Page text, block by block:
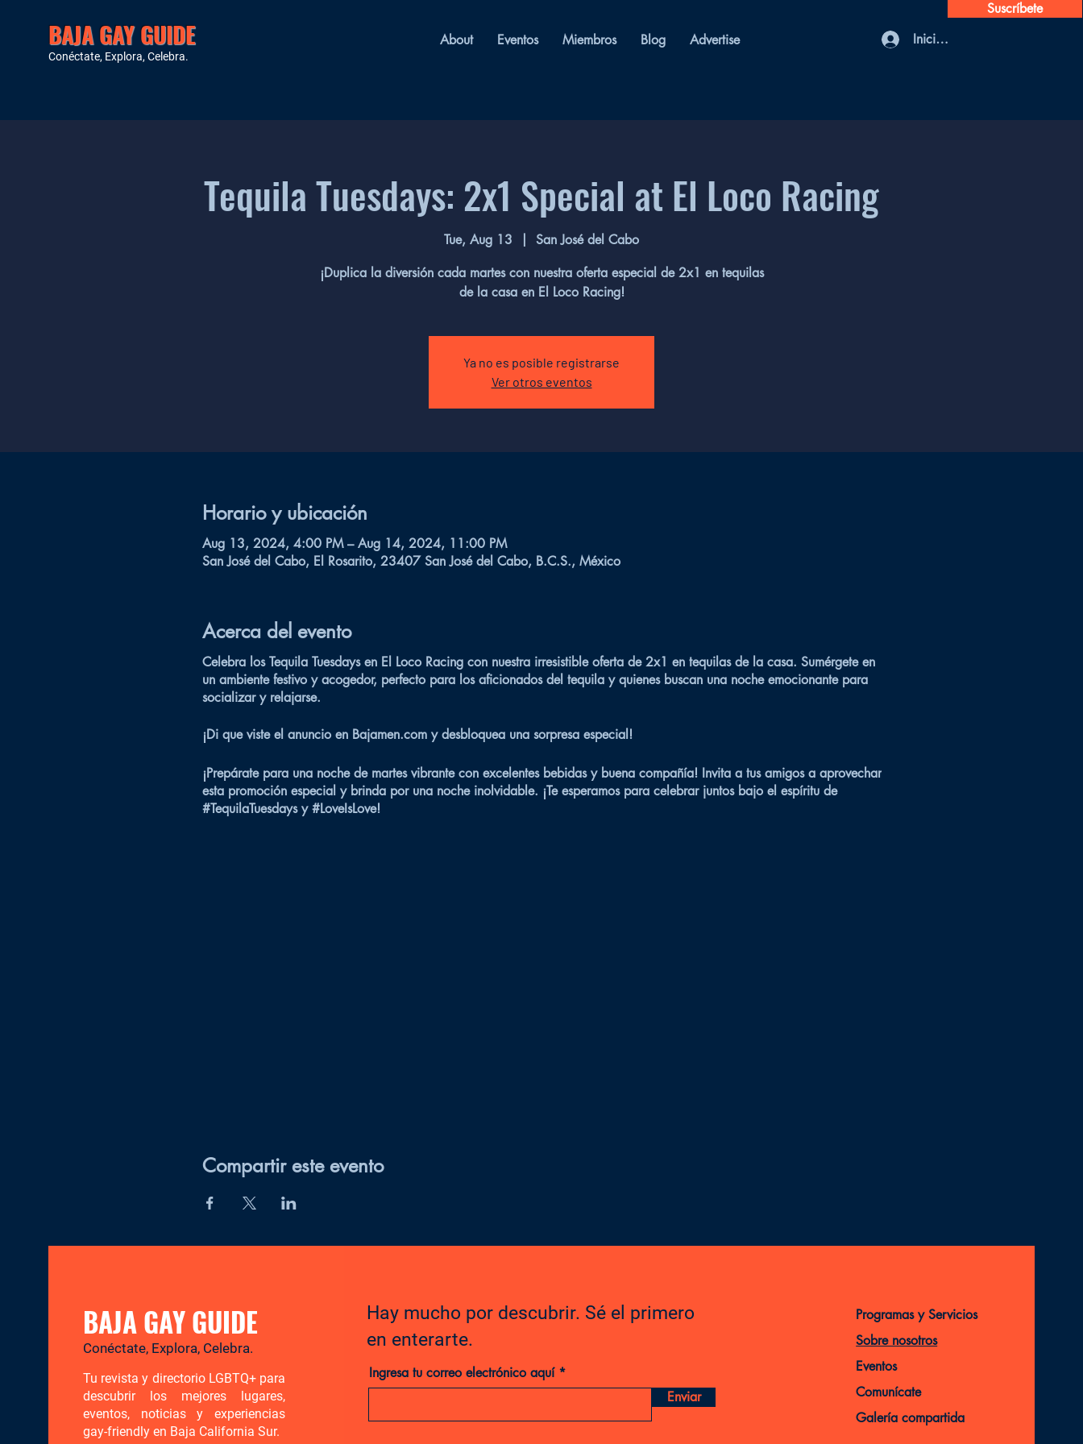
BAJA GAY GUIDE
Conéctate, Explora, Celebra.
About Eventos Miembros Blog Advertise Iniciar sesión
Suscríbete
Tequila Tuesdays: 2x1 Special at El Loco Racing
Tue, Aug 13
San José del Cabo
¡Duplica la diversión cada martes con nuestra oferta especial de 2x1 en tequilas
de la casa en El Loco Racing!
Ya no es posible registrarse
Ver otros eventos
Horario y ubicación
Aug 13, 2024, 4:00 PM – Aug 14, 2024, 11:00 PM
San José del Cabo, El Rosarito, 23407 San José del Cabo, B.C.S., México
Acerca del evento
Celebra los Tequila Tuesdays en El Loco Racing con nuestra irresistible oferta de 2x1 en tequilas de la casa. Sumérgete en
un ambiente festivo y acogedor, perfecto para los aficionados del tequila y quienes buscan una noche emocionante para
socializar y relajarse.
¡Di que viste el anuncio en Bajamen.com y desbloquea una sorpresa especial!
¡Prepárate para una noche de martes vibrante con excelentes bebidas y buena compañía! Invita a tus amigos a aprovechar
esta promoción especial y brinda por una noche inolvidable. ¡Te esperamos para celebrar juntos bajo el espíritu de
#TequilaTuesdays y #LoveIsLove!
Compartir este evento
BAJA GAY GUIDE
Conéctate, Explora, Celebra.
Tu revista y directorio LGBTQ+ para
descubrir los mejores lugares,
eventos, noticias y experiencias
gay-friendly en Baja California Sur.
Hay mucho por descubrir. Sé el primero
en enterarte.
Ingresa tu correo electrónico aquí
Enviar
Programas y Servicios
Sobre nosotros
Eventos
Comunícate
Galería compartida